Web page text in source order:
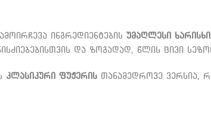
ინგრედიენტების უმაღლესი
და ზოგადად, წლის ცივი
კლასიკური ფუჟერის თანამედროვე ვერსია,